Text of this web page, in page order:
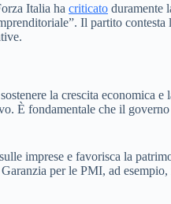
Italia ha criticato duramente
Il partito
la crescita economica
È fondamentale che il
imprese e favorisca la
per le PMI, ad esempio,